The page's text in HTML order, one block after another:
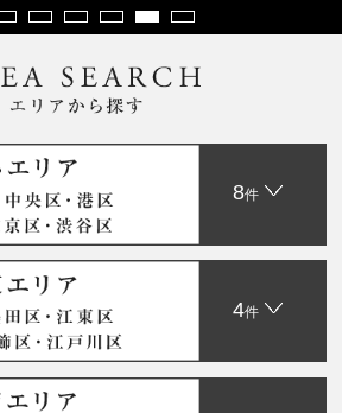
8件
4件